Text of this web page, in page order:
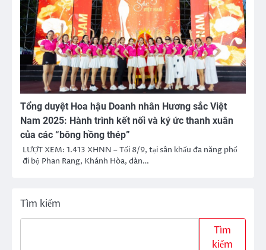
Tổng duyệt Hoa hậu Doanh nhân Hương sắc Việt
Nam 2025: Hành trình kết nối và ký ức thanh xuân
của các “bông hồng thép”
LƯỢT XEM: 1.413 XHNN – Tối 8/9, tại sân khấu đa năng phố
đi bộ Phan Rang, Khánh Hòa, dàn…
Tìm kiếm
Tìm
kiếm